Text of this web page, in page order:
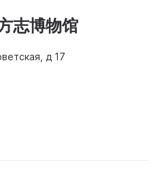
志博物馆
д 17